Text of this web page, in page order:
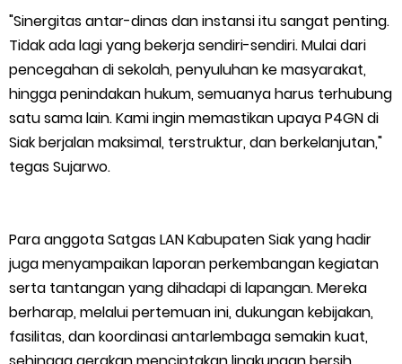
"Sinergitas antar-dinas dan instansi itu sangat penting.
Tidak ada lagi yang bekerja sendiri-sendiri. Mulai dari
pencegahan di sekolah, penyuluhan ke masyarakat,
hingga penindakan hukum, semuanya harus terhubung
satu sama lain. Kami ingin memastikan upaya P4GN di
Siak berjalan maksimal, terstruktur, dan berkelanjutan,"
tegas Sujarwo.
Para anggota Satgas LAN Kabupaten Siak yang hadir
juga menyampaikan laporan perkembangan kegiatan
serta tantangan yang dihadapi di lapangan. Mereka
berharap, melalui pertemuan ini, dukungan kebijakan,
fasilitas, dan koordinasi antarlembaga semakin kuat,